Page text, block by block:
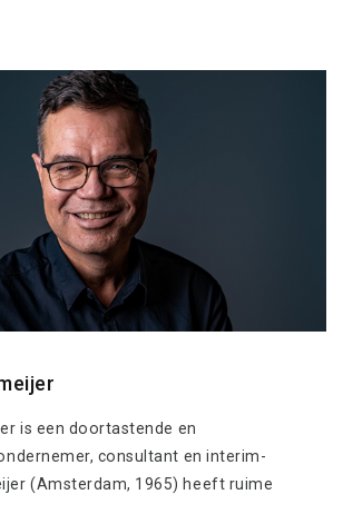
is een doortastende en
consultant en interim-
(Amsterdam, 1965) heeft ruime